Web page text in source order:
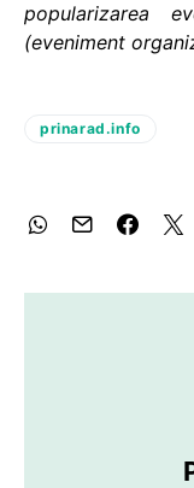
popularizarea
(eveniment
prinarad.info